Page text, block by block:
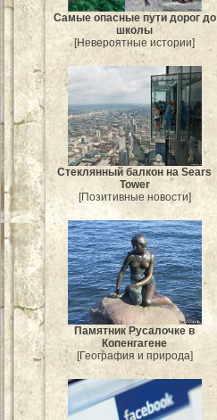
Самые опасные пути дорог до
школы
[Невероятные истории]
Стеклянный балкон на Sears
Tower
[Позитивные новости]
Памятник Русалочке в
Копенгагене
[География и природа]